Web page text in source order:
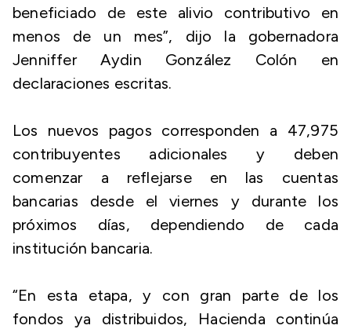
beneficiado de este alivio contributivo en
menos de un mes”, dijo la gobernadora
Jenniffer Aydin González Colón en
declaraciones escritas.
Los nuevos pagos corresponden a 47,975
contribuyentes adicionales y deben
comenzar a reflejarse en las cuentas
bancarias desde el viernes y durante los
próximos días, dependiendo de cada
institución bancaria.
“En esta etapa, y con gran parte de los
fondos ya distribuidos, Hacienda continúa